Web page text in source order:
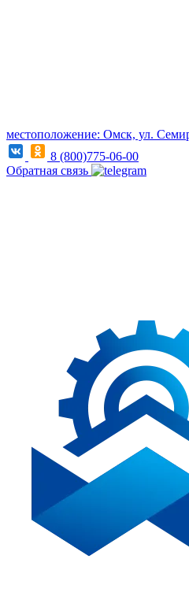
местоположение: Омск, ул.
8 (800)775-06-00
Обратная связь